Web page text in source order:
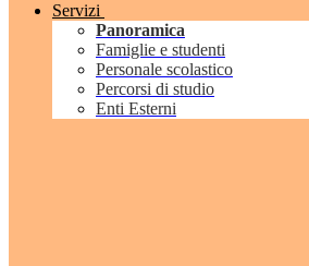
Servizi
Panoramica
Famiglie e studenti
Personale scolastico
Percorsi di studio
Enti Esterni